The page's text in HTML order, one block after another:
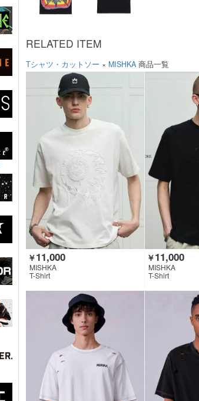
RELATED ITEM
Tシャツ・カットソー × MISHKA 商品一覧
￥11,000
MISHKA
T-Shirt
￥11,000
MISHKA
T-Shirt